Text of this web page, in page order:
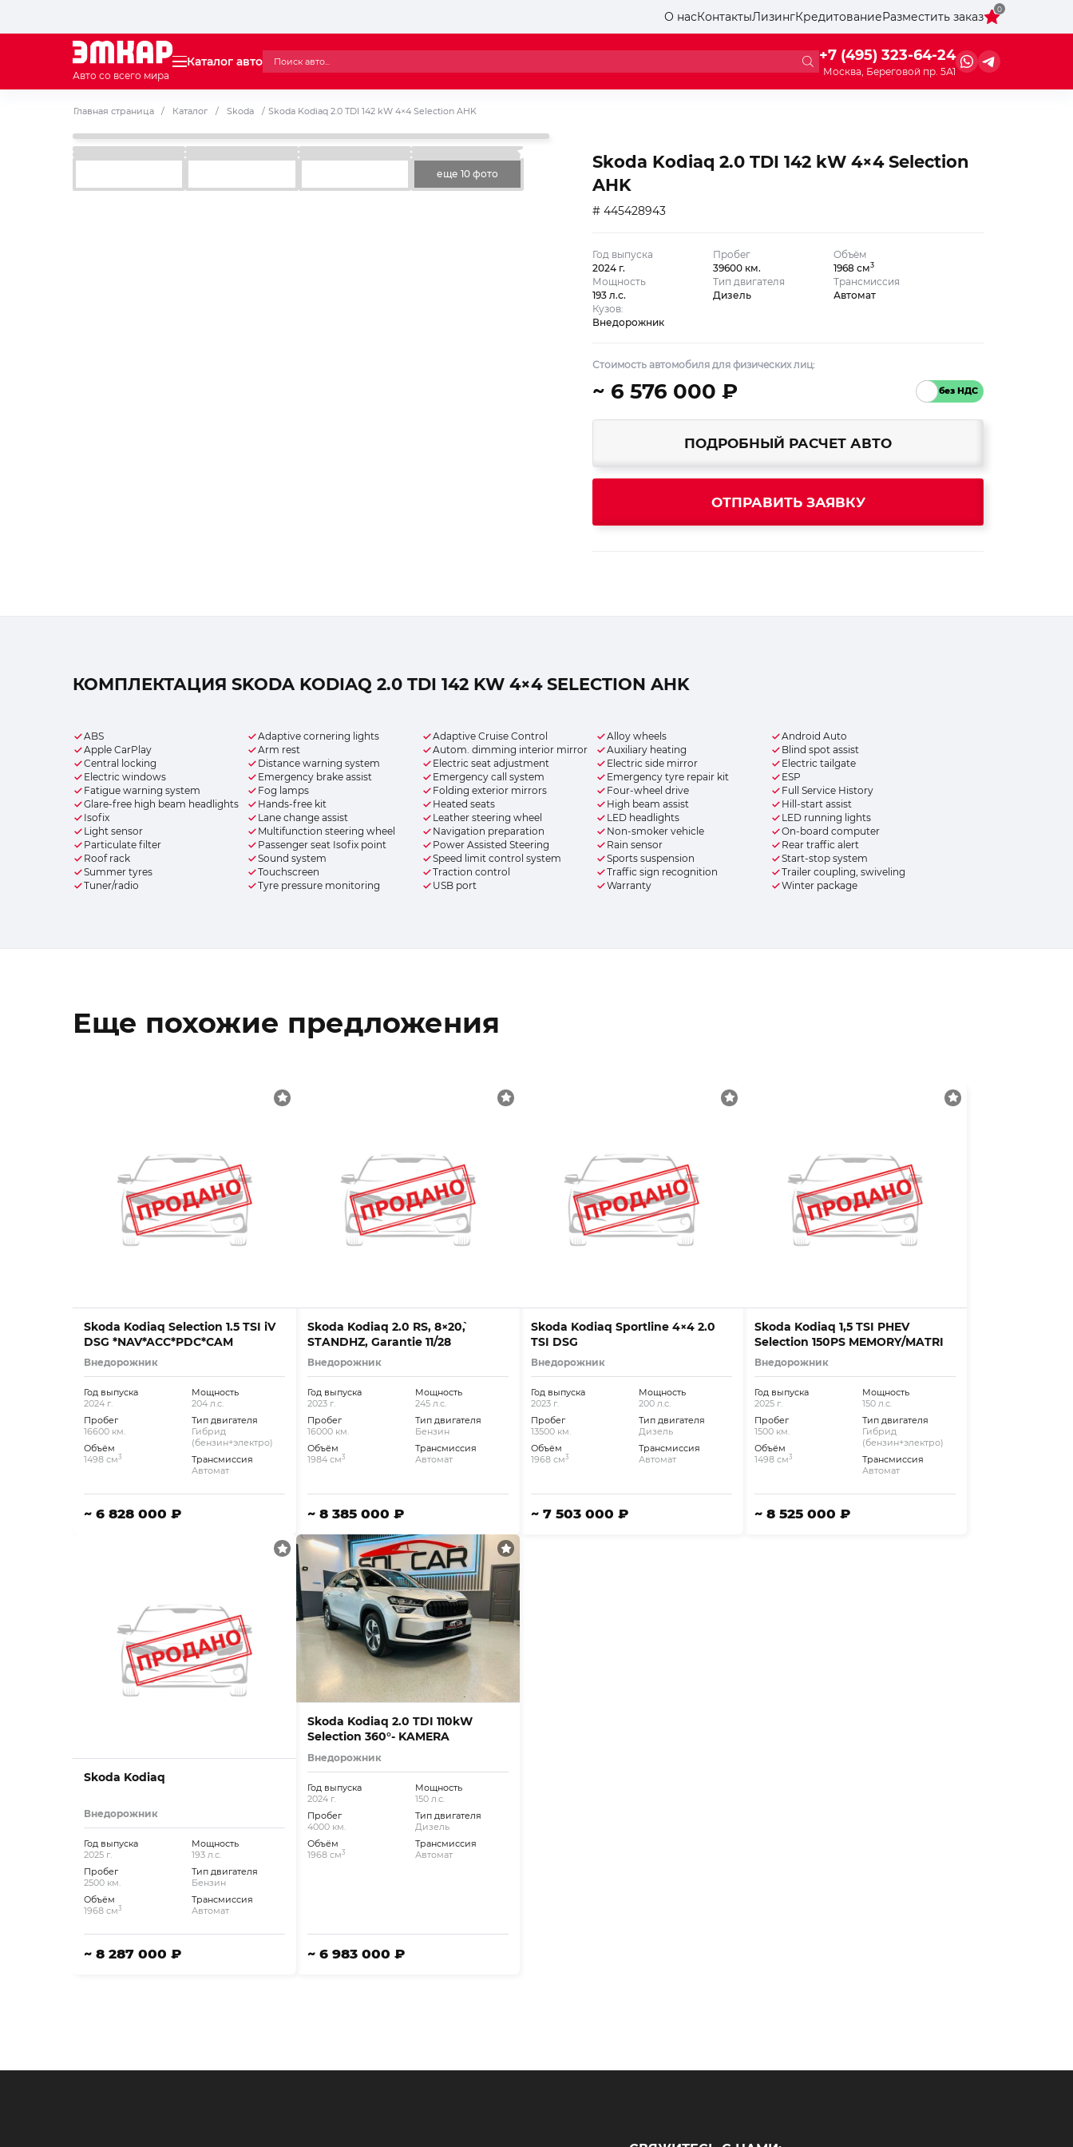
О насКонтактыЛизингКредитованиеРазместить заказ
0
Авто со всего мира
Каталог авто +7 (495) 323-64-24
Москва, Береговой пр. 5А1
Главная страница / Каталог / Skoda / Skoda Kodiaq 2.0 TDI 142 kW 4×4 Selection AHK
еще 10 фото
Skoda Kodiaq 2.0 TDI 142 kW 4×4 Selection
AHK
# 445428943
Год выпуска
2024 г.
Пробег
39600 км.
Объём
1968 см3
Мощность
193 л.с.
Тип двигателя
Дизель
Трансмиссия
Автомат
Кузов:
Внедорожник
Стоимость автомобиля для физических лиц:
~ 6 576 000 ₽
ПОДРОБНЫЙ РАСЧЕТ АВТО
ОТПРАВИТЬ ЗАЯВКУ
КОМПЛЕКТАЦИЯ SKODA KODIAQ 2.0 TDI 142 KW 4×4 SELECTION AHK
ABS Adaptive cornering lights Adaptive Cruise Control Alloy wheels
Android Auto
Apple CarPlay
Arm rest Autom. dimming interior mirror Auxiliary heating
Blind spot assist
Central locking
Distance warning system Electric seat adjustment Electric side mirror
Electric tailgate
Electric windows
Emergency brake assist Emergency call system Emergency tyre repair kit
ESP
Fatigue warning system
Fog lamps Folding exterior mirrors Four-wheel drive
Full Service History
Glare-free high beam headlights
Hands-free kit Heated seats High beam assist
Hill-start assist
Isofix
Lane change assist Leather steering wheel LED headlights
LED running lights
Light sensor
Multifunction steering wheel Navigation preparation Non-smoker vehicle
On-board computer
Particulate filter
Passenger seat Isofix point Power Assisted Steering Rain sensor
Rear traffic alert
Roof rack
Sound system Speed limit control system Sports suspension
Start-stop system
Summer tyres
Touchscreen Traction control Traffic sign recognition
Trailer coupling, swiveling
Tuner/radio
Tyre pressure monitoring USB port Warranty Winter package
Еще похожие предложения
Skoda Kodiaq Selection 1.5 TSI iV
DSG *NAV*ACC*PDC*CAM
Внедорожник
Год выпуска
2024 г.
Пробег
16600 км.
Объём
1498 см3
Мощность
204 л.с.
Тип двигателя
Гибрид
(бензин+электро)
Трансмиссия
Автомат
~ 6 828 000 ₽
Skoda Kodiaq 2.0 RS, 8×20`,
STANDHZ, Garantie 11/28
Внедорожник
Год выпуска
2023 г.
Пробег
16000 км.
Объём
1984 см3
Мощность
245 л.с.
Тип двигателя
Бензин
Трансмиссия
Автомат
~ 8 385 000 ₽
Skoda Kodiaq Sportline 4×4 2.0
TSI DSG
Внедорожник
Год выпуска
2023 г.
Пробег
13500 км.
Объём
1968 см3
Мощность
200 л.с.
Тип двигателя
Дизель
Трансмиссия
Автомат
~ 7 503 000 ₽
Skoda Kodiaq 1,5 TSI PHEV
Selection 150PS MEMORY/MATRI
Внедорожник
Год выпуска
2025 г.
Пробег
1500 км.
Объём
1498 см3
Мощность
150 л.с.
Тип двигателя
Гибрид
(бензин+электро)
Трансмиссия
Автомат
~ 8 525 000 ₽
Skoda Kodiaq
Внедорожник
Год выпуска
2025 г.
Пробег
2500 км.
Объём
1968 см3
Мощность
193 л.с.
Тип двигателя
Бензин
Трансмиссия
Автомат
~ 8 287 000 ₽
Skoda Kodiaq 2.0 TDI 110kW
Selection 360°- KAMERA
Внедорожник
Год выпуска
2024 г.
Пробег
4000 км.
Объём
1968 см3
Мощность
150 л.с.
Тип двигателя
Дизель
Трансмиссия
Автомат
~ 6 983 000 ₽